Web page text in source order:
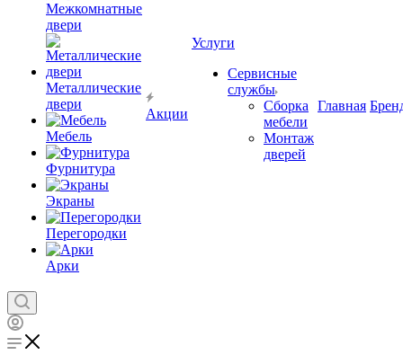
Межкомнатные
двери
Металлические
двери
Мебель
Фурнитура
Экраны
Перегородки
Арки
Акции
Услуги
Сервисные
службы
Сборка
мебели
Монтаж
дверей
Главная